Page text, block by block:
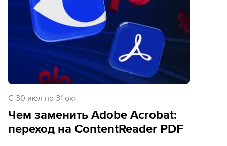
C 30 июл по 31 окт
Чем заменить Adobe Acrobat:
переход на ContentReader PDF